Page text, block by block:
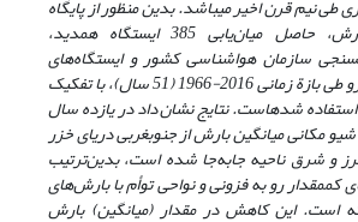
نیم قرن اخیر می­باشد. بدین منظور از پایگاه
حاصل میان‌یابی 385 ایستگاه ‌همدید،
سازمان هواشناسی کشور و ایستگاه‌های
باران­سنجی وزارت نیرو طی بازة زمانی 2016-1966 (51 سال)، با تفکیک
. نتایج نشان داد در یازده سال
(2006 تا 2016) شیو مکانی میانگین بارش از جنوب­غربی دریای خزر
و شرق ناحیه جابه‌جا شده است، بدین‌ترتیب
کم­مقدار رو به فزونی و نواحی توأم با بارش‌های
است. این کاهش در مقدار (میانگین) بارش